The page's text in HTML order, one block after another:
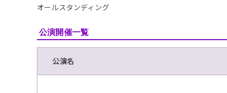
オールスタンディング
公演開催一覧
公演名